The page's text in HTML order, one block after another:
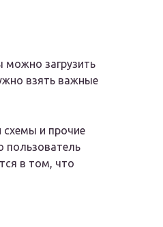
загрузить
взять важные
схемы и прочие
пользователь
в том, что